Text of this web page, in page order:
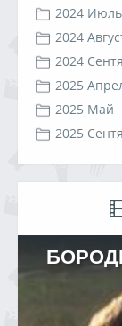
2024 Июль
2024
2024
2025
2025 Май
2025